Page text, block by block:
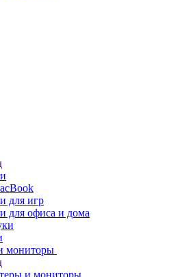
для игр
для офиса и дома
мониторы
и мониторы